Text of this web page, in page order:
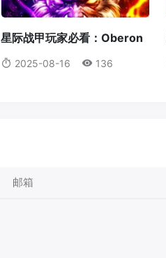
星际战甲玩家必看：Oberon
机体蓝图获取全攻略
2025-08-16 136